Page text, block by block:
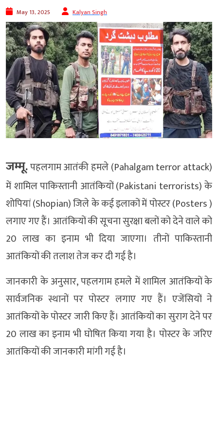
May 13, 2025 Kalyan Singh
जम्मू.पहलगाम आतंकी हमले (Pahalgam terror attack)
में शामिल पाकिस्तानी आतंकियों (Pakistani terrorists) के
शोपियां (Shopian) जिले के कई इलाकों में पोस्टर (Posters )
लगाए गए हैं। आतंकियों की सूचना सुरक्षा बलों को देने वाले को
20 लाख का इनाम भी दिया जाएगा। तीनों पाकिस्तानी
आतंकियों की तलाश तेज कर दी गई है।
जानकारी के अनुसार, पहलगाम हमले में शामिल आतंकियों के
सार्वजनिक स्थानों पर पोस्टर लगाए गए हैं। एजेंसियों ने
आतंकियों के पोस्टर जारी किए हैं। आतंकियों का सुराग देने पर
20 लाख का इनाम भी घोषित किया गया है। पोस्टर के जरिए
आतंकियों की जानकारी मांगी गई है।